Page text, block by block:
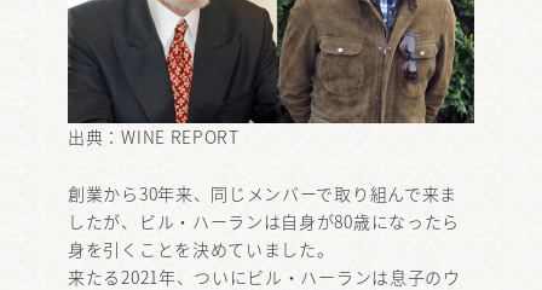
出典：WINE REPORT
創業から30年来、同じメンバーで取り組んで来ま
したが、ビル・ハーランは自身が80歳になったら
身を引くことを決めていました。
来たる2021年、ついにビル・ハーランは息子のウ